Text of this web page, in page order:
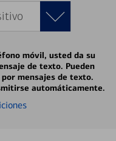
móvil, usted da su
de texto. Pueden
mensajes de texto.
automáticamente.